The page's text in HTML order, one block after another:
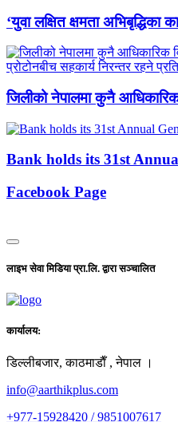
‘युवा लक्षित क्षमता अभिबृद्धिका
जिलीको नेपालमा कुनै
Bank holds its 31st
Facebook Page
लाइभ सेवा मिडिया प्रा.लि. द्वारा सञ्चालित
कार्यालय:
डिल्लीबजार, काठमाडाैँ , नेपाल ।
info@aarthikplus.com
+977-15928420 / 9851007617